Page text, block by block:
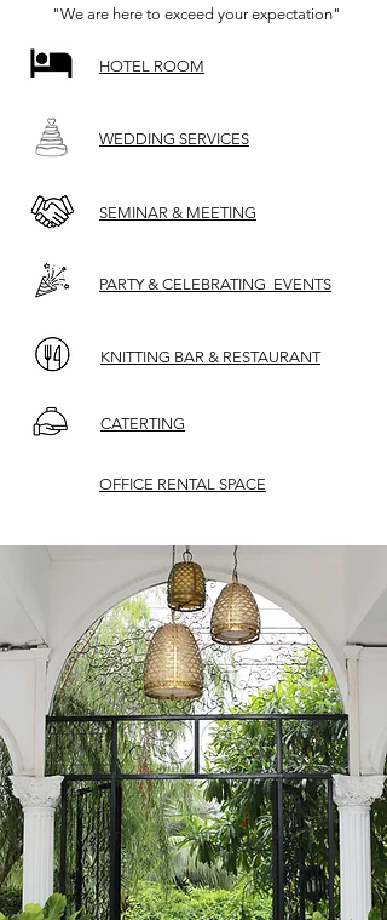
"We are here to exceed your expectation"
HOTEL ROOM
WEDDING SERVICES
SEMINAR & MEETING
PARTY & CELEBRATING EVENTS
KNITTING BAR & RESTAURANT
CATERTING
OFFICE RENTAL SPACE